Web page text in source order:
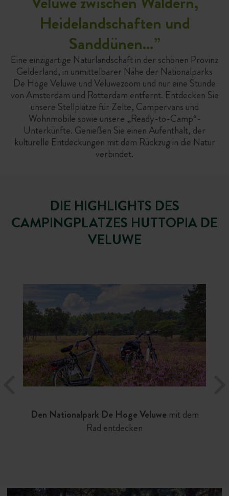
Heidelandschaften und
Sanddünen…”
Eine einzigartige Naturlandschaft in der schönen Provinz
Gelderland, in unmittelbarer Nähe der Nationalparks
De Hoge Veluwe und Veluwezoom und nur eine Stunde
von Amsterdam und Rotterdam entfernt. Entdecken Sie
unsere Stellplätze für Zelte, Campervans und
Wohnmobile sowie unsere „Ready-to-Camp“-
Unterkünfte. Genießen Sie einen Aufenthalt, der
kulturelle Entdeckungen mit dem Rückzug in die Natur
verbindet.
DIE HIGHLIGHTS DES
CAMPINGPLATZES HUTTOPIA DE
VELUWE
Den Nationalpark De Hoge Veluwe mit dem
Rad entdecken